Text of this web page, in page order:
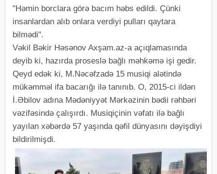
"Həmin borclara görə bacım həbs edildi. Çünki
insanlardan alıb onlara verdiyi pulları qaytara
bilmədi".
Vəkil Bəkir Həsənov Axşam.az-a açıqlamasında
deyib ki, hazırda proseslə bağlı məhkəmə işi gedir.
Qeyd edək ki, M.Nəcəfzadə 15 musiqi alətində
mükəmməl ifa bacarığı ilə tanınıb. O, 2015-ci ildən
İ.Əbilov adına Mədəniyyət Mərkəzinin bədii rəhbəri
vəzifəsində çalışırdı. Musiqiçinin vəfatı ilə bağlı
yayılan xəbərdə 57 yaşında qəfil dünyasını dəyişdiyi
bildirilmişdi.